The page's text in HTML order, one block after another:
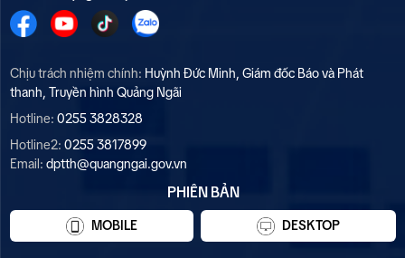
Chịu trách nhiệm chính: Huỳnh Đức Minh, Giám đốc Báo và Phát
thanh, Truyền hình Quảng Ngãi
Hotline: 0255 3828328
Hotline2: 0255 3817899
Email: dptth@quangngai.gov.vn
PHIÊN BẢN
MOBILE DESKTOP